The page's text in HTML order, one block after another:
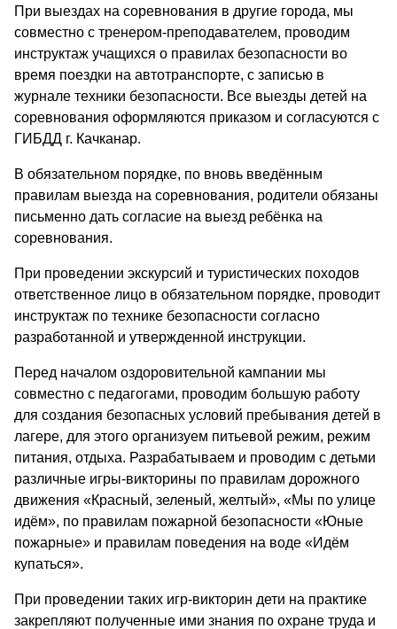
При выездах на соревнования в другие города, мы
совместно с тренером-преподавателем, проводим
инструктаж учащихся о правилах безопасности во
время поездки на автотранспорте, с записью в
журнале техники безопасности. Все выезды детей на
соревнования оформляются приказом и согласуются с
ГИБДД г. Качканар.
В обязательном порядке, по вновь введённым
правилам выезда на соревнования, родители обязаны
письменно дать согласие на выезд ребёнка на
соревнования.
При проведении экскурсий и туристических походов
ответственное лицо в обязательном порядке, проводит
инструктаж по технике безопасности согласно
разработанной и утвержденной инструкции.
Перед началом оздоровительной кампании мы
совместно с педагогами, проводим большую работу
для создания безопасных условий пребывания детей в
лагере, для этого организуем питьевой режим, режим
питания, отдыха. Разрабатываем и проводим с детьми
различные игры-викторины по правилам дорожного
движения «Красный, зеленый, желтый», «Мы по улице
идём», по правилам пожарной безопасности «Юные
пожарные» и правилам поведения на воде «Идём
купаться».
При проведении таких игр-викторин дети на практике
закрепляют полученные ими знания по охране труда и